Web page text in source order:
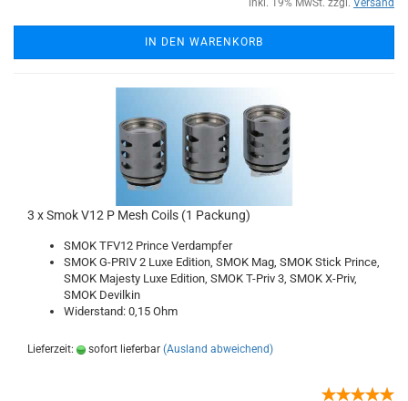
inkl. 19% MwSt. zzgl. Versand
IN DEN WARENKORB
3 x Smok V12 P Mesh Coils (1 Packung)
SMOK TFV12 Prince Verdampfer
SMOK G-PRIV 2 Luxe Edition, SMOK Mag, SMOK Stick Prince,
SMOK Majesty Luxe Edition, SMOK T-Priv 3, SMOK X-Priv,
SMOK Devilkin
Widerstand: 0,15 Ohm
Lieferzeit: sofort lieferbar (Ausland abweichend)